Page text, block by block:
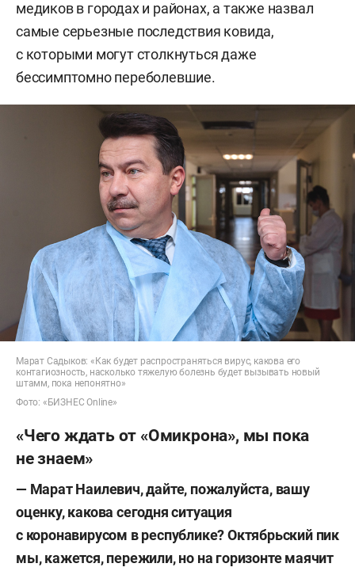
медиков в городах и районах, а также назвал
самые серьезные последствия ковида,
с которыми могут столкнуться даже
бессимптомно переболевшие.
Марат Садыков: «Как будет распространяться вирус, какова его
контагиозность, насколько тяжелую болезнь будет вызывать новый
штамм, пока непонятно»
Фото: «БИЗНЕС Online»
«Чего ждать от «Омикрона», мы пока
не знаем»
— Марат Наилевич, дайте, пожалуйста, вашу
оценку, какова сегодня ситуация
с коронавирусом в республике? Октябрьский пик
мы, кажется, пережили, но на горизонте маячит